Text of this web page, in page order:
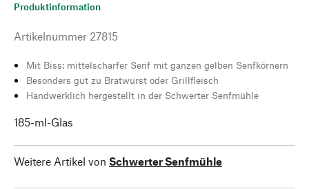
Produktinformation
Artikelnummer 27815
Mit Biss: mittelscharfer Senf mit ganzen gelben Senfkörnern
Besonders gut zu Bratwurst oder Grillfleisch
Handwerklich hergestellt in der Schwerter Senfmühle
185-ml-Glas
Weitere Artikel von Schwerter Senfmühle